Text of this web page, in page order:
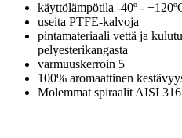
käyttölämpötila -40º -
useita PTFE-kalvoja
pintamateriaali vettä ja
pelyesterikangasta
varmuuskerroin 5
100% aromaattinen
Molemmat spiraalit AISI 316